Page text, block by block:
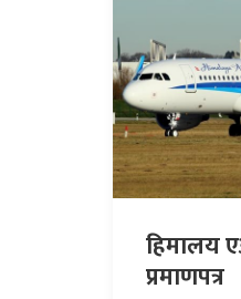
हिमालय
प्रमाणपत्र